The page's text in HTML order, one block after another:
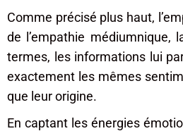
Comme précisé plus haut,
de l’empathie médiumnique,
termes, les informations lui
exactement les mêmes
que leur origine.
En captant les énergies